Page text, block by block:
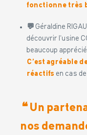
fonctionne très
💬 Géraldine
découvrir l’usine
beaucoup
C’est agréable
réactifs en cas
❝ Un
nos